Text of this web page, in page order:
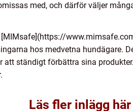
med, och därför väljer
hos medvetna hundägare.
att ständigt förbättra sina
Läs fler inlägg här